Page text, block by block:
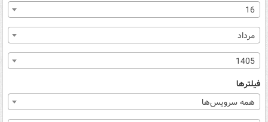
16
مرداد
1405
فیلترها
همه سرویس‌ها